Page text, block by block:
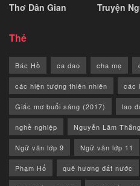
Thơ Dân Gian
Truyện
Thẻ
Bác Hồ ca dao cha mẹ
các hiện tượng thiên nhiên các
Giấc mơ buổi sáng (2017) lao
nghề nghiệp Nguyễn Lãm Thắng
Ngữ văn lớp 9 Ngữ văn lớp 11
Phạm Hổ quê hương đất nước